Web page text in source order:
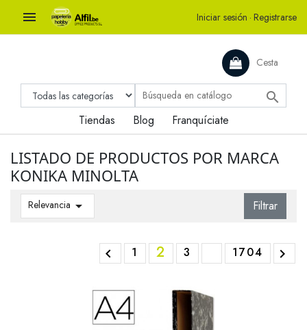
 Iniciar sesión · Registrarse
Cesta

Tiendas Blog Franquíciate
LISTADO DE PRODUCTOS POR MARCA
KONIKA MINOLTA
Relevancia  Filtrar
 1 2 3 1704 